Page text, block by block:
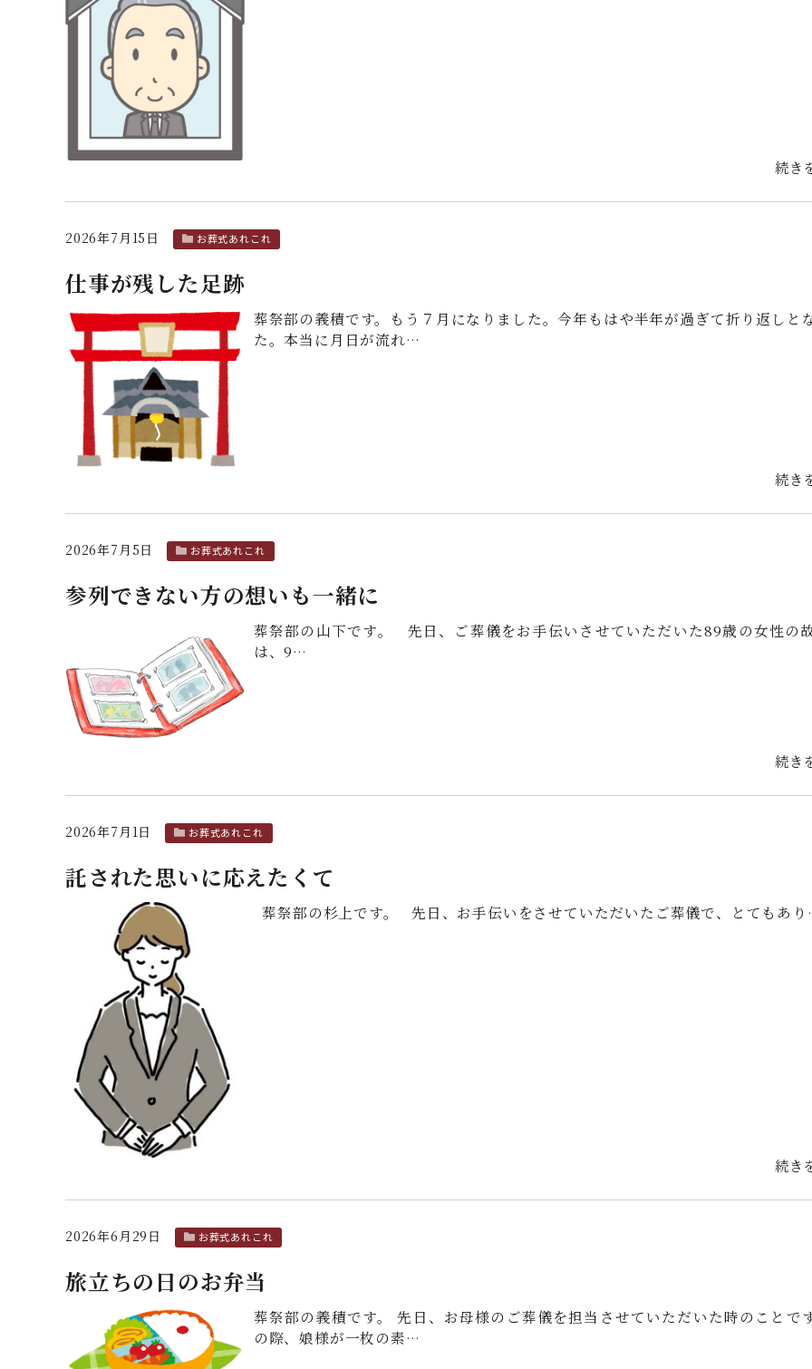
続き
2026年7月15日 お葬式あれこれ
仕事が残した足跡
葬祭部の義積です。もう７月になりました。今年もはや半年が過ぎて折り返しと
た。本当に月日が流れ…
続き
2026年7月5日 お葬式あれこれ
参列できない方の想いも一緒に
葬祭部の山下です。 先日、ご葬儀をお手伝いさせていただいた89歳の女性の
は、9…
続き
2026年7月1日 お葬式あれこれ
託された思いに応えたくて
葬祭部の杉上です。 先日、お手伝いをさせていただいたご葬儀で、とてもあ
続き
2026年6月29日 お葬式あれこれ
旅立ちの日のお弁当
葬祭部の義積です。 先日、お母様のご葬儀を担当させていただいた時のことで
の際、娘様が一枚の素…